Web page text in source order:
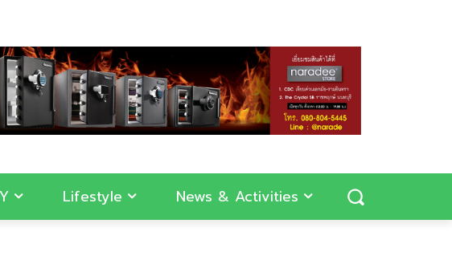
Lifestyle News & Activities